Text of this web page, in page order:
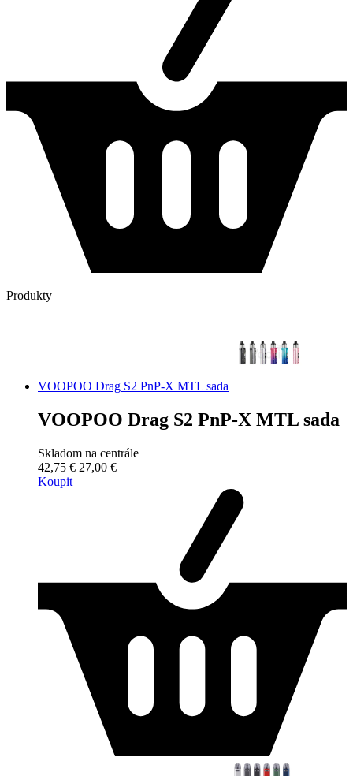
Produkty
VOOPOO Drag S2 PnP-X MTL sada
VOOPOO Drag S2 PnP-X MTL sada
Skladom na centrále
42,75 € 27,00 €
Koupit